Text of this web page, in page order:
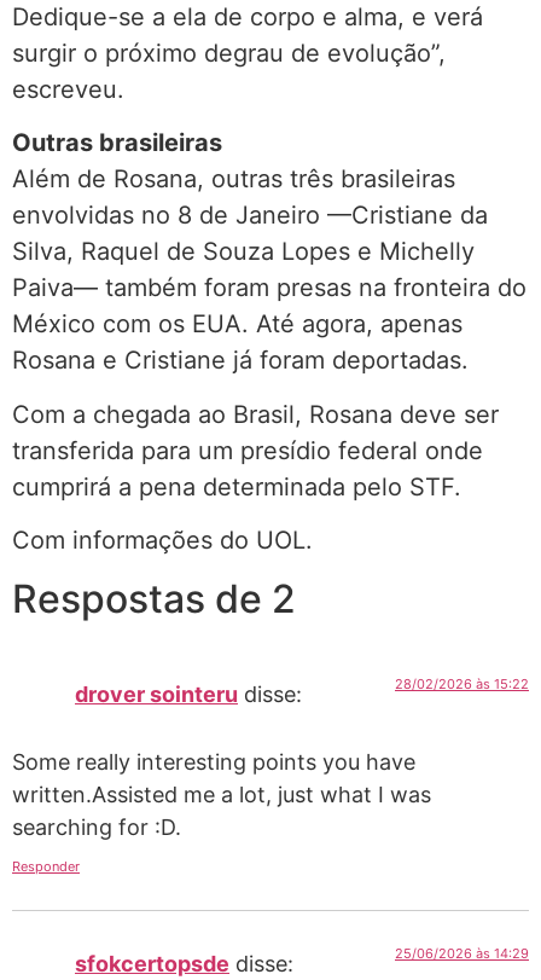
Dedique-se a ela de corpo e alma, e verá
surgir o próximo degrau de evolução”,
escreveu.
Outras brasileiras
Além de Rosana, outras três brasileiras
envolvidas no 8 de Janeiro —Cristiane da
Silva, Raquel de Souza Lopes e Michelly
Paiva— também foram presas na fronteira do
México com os EUA. Até agora, apenas
Rosana e Cristiane já foram deportadas.
Com a chegada ao Brasil, Rosana deve ser
transferida para um presídio federal onde
cumprirá a pena determinada pelo STF.
Com informações do UOL.
Respostas de 2
drover sointeru disse: 28/02/2026 às 15:22
Some really interesting points you have
written.Assisted me a lot, just what I was
searching for :D.
Responder
sfokcertopsde disse: 25/06/2026 às 14:29